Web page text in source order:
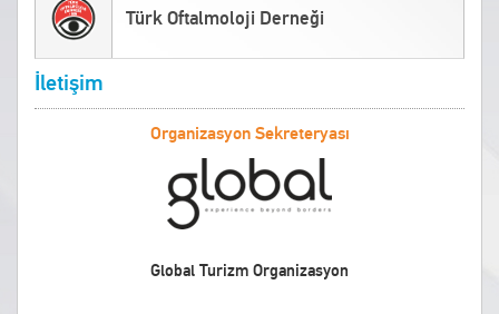
Türk Oftalmoloji Derneği
İletişim
Organizasyon Sekreteryası
Global Turizm Organizasyon